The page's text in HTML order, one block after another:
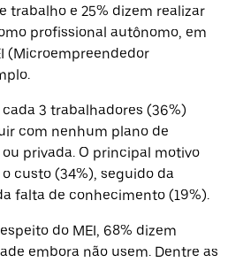
trabalho e 25% dizem realizar
profissional autônomo, em
(Microempreendedor
3 trabalhadores (36%)
com nenhum plano de
privada. O principal motivo
custo (34%), seguido da
falta de conhecimento (19%).
do MEI, 68% dizem
embora não usem. Dentre as